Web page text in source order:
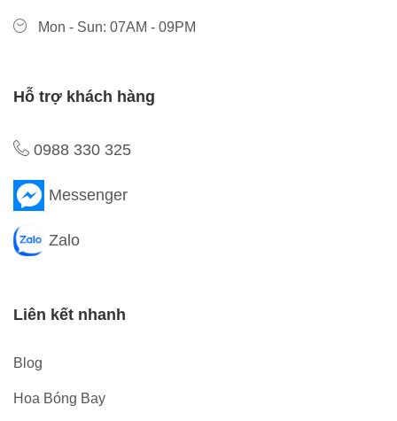
Mon - Sun: 07AM - 09PM
Hỗ trợ khách hàng
0988 330 325
Messenger
Zalo
Liên kết nhanh
Blog
Hoa Bóng Bay